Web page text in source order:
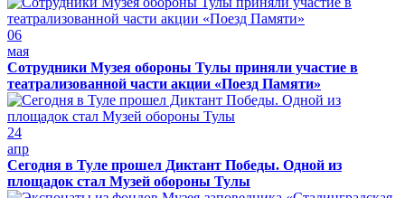
06
мая
Сотрудники Музея обороны Тулы приняли участие в
театрализованной части акции «Поезд Памяти»
24
апр
Сегодня в Туле прошел Диктант Победы. Одной из
площадок стал Музей обороны Тулы